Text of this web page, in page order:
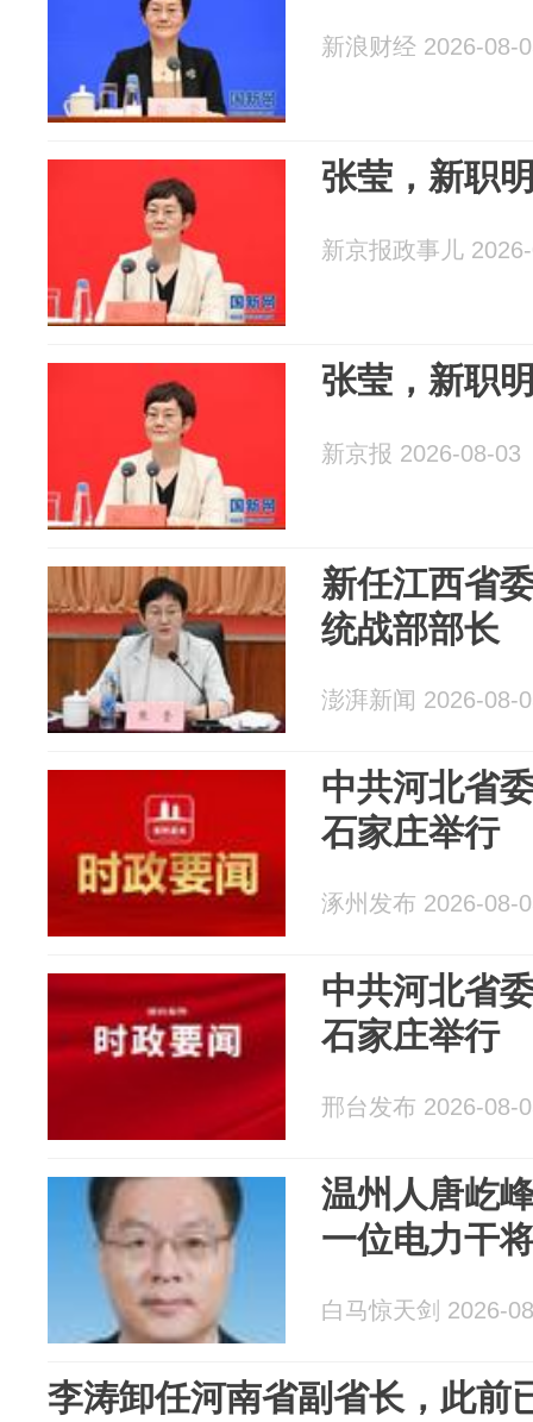
新浪财经 2026-08-
张莹，新职
新京报政事儿
张莹，新职
新京报 2026-08-03
新任江西省
统战部部长
澎湃新闻 2026-08-
中共河北省
石家庄举行
涿州发布 2026-08-
中共河北省
石家庄举行
邢台发布 2026-08-
温州人唐屹
一位电力干
白马惊天剑 2026-
李涛卸任河南省副省长，此前